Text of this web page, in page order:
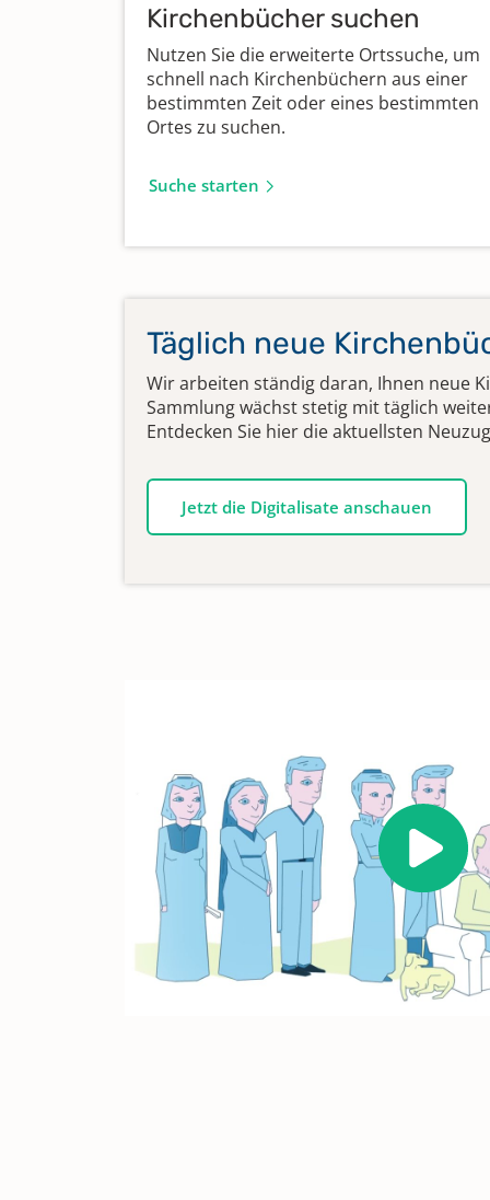
Kirchenbücher suchen
Nutzen Sie die erweiterte Ortssuche, um
schnell nach Kirchenbüchern aus einer
bestimmten Zeit oder eines bestimmten
Ortes zu suchen.
Suche starten
Täglich neue
Wir arbeiten ständig daran, Ihnen neue
Sammlung wächst stetig mit täglich
Entdecken Sie hier die aktuellsten
Jetzt die Digitalisate anschauen